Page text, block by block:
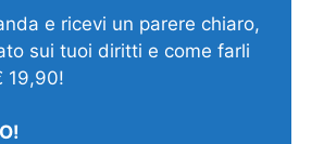
e ricevi un parere chiaro,
sui tuoi diritti e come farli
19,90!